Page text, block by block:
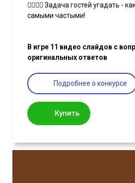
🙇‍♀️️🙇‍♂️ Задача гостей угадать -
самыми частыми!
В игре 11 видео слайдов с
оригинальных ответов
Подробнее о конкурсе
Купить